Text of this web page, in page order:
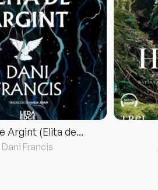
Argint (Elita de...
Dani Francis